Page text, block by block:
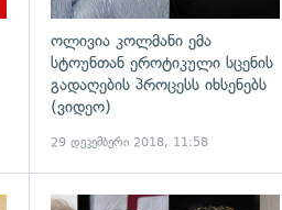
ოლივია კოლმანი ემა
სტოუნთან ეროტიკული სცენის
გადაღების პროცესს იხსენებს
(ვიდეო)
29 დეკემბერი 2018, 11:58